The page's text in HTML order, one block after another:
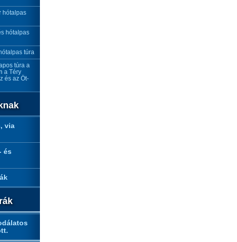
hótalpas
hótalpas
túra
túra a
a Téry
és az Öt-
via
és